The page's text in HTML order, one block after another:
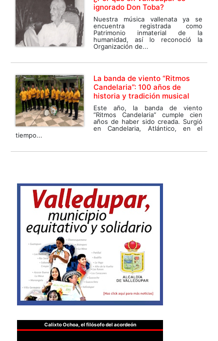
ignorado Don Toba?
Nuestra música vallenata ya se
encuentra registrada como
Patrimonio inmaterial de la
humanidad, así lo reconoció la
Organización de...
La banda de viento “Ritmos
Candelaria”: 100 años de
historia y tradición musical
Este año, la banda de viento
“Ritmos Candelaria” cumple cien
años de haber sido creada. Surgió
en Candelaria, Atlántico, en el
tiempo...
Calixto Ochoa, el filósofo del acordeón